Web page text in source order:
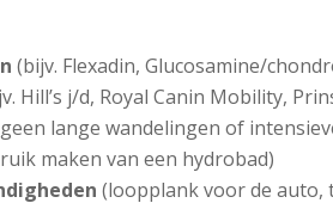
(bijv. Flexadin, Glucosamine/
Hill’s j/d, Royal Canin Mobility,
lange wandelingen of
maken van een hydrobad)
(loopplank voor de